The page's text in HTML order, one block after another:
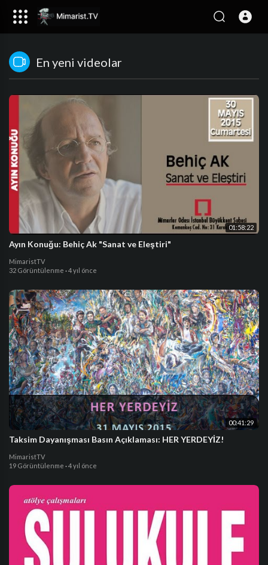
En yeni videolar
01:58:22
Ayın Konuğu: Behiç Ak "Sanat ve Eleştiri"
MimaristTV
32 Görüntülenme ·4 yıl önce
00:41:29
Taksim Dayanışması Basın Açıklaması: HER YERDEYİZ!
MimaristTV
19 Görüntülenme ·4 yıl önce